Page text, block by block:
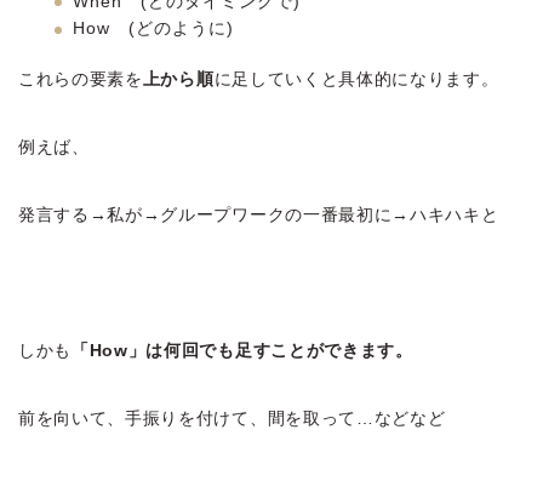
How (どのように)
これらの要素を 上から順に足していくと具体的になります。
例えば、
発言する→私が→グループワークの一番最初に→ハキハキと
しかも 「How」は何回でも足すことができます。
前を向いて、手振りを付けて、間を取って…などなど